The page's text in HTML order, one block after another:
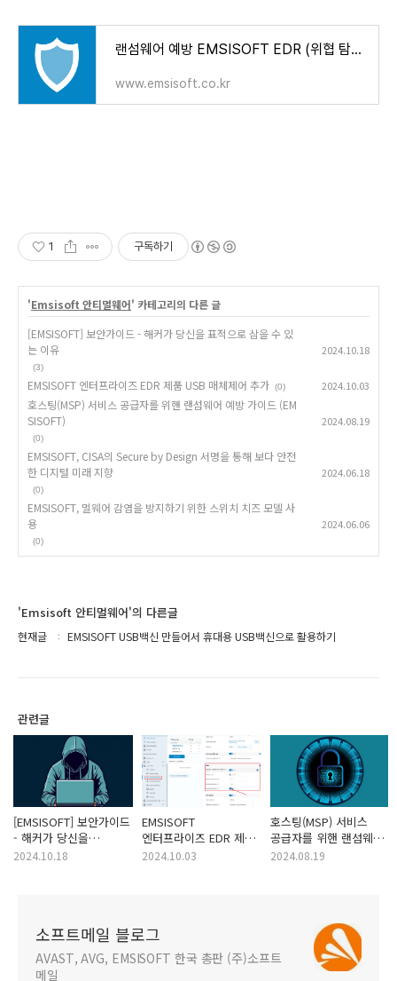
랜섬웨어 예방 EMSISOFT EDR (위협 탐지 및 대응)
www.emsisoft.co.kr
1 구독하기
'Emsisoft 안티멀웨어' 카테고리의 다른 글
[EMSISOFT] 보안가이드 - 해커가 당신을 표적으로 삼을 수 있
는 이유
(3)
2024.10.18
EMSISOFT 엔터프라이즈 EDR 제품 USB 매체제어 추가 (0) 2024.10.03
호스팅(MSP) 서비스 공급자를 위핸 랜섬웨어 예방 가이드 (EM
SISOFT)
(0)
2024.08.19
EMSISOFT, CISA의 Secure by Design 서명을 통해 보다 안전
한 디지털 미래 지향
(0)
2024.06.18
EMSISOFT, 멀웨어 감염을 방지하기 위한 스위치 치즈 모델 사
용
(0)
2024.06.06
'Emsisoft 안티멀웨어'의 다른글
현재글 EMSISOFT USB백신 만들어서 휴대용 USB백신으로 활용하기
관련글
[EMSISOFT] 보안가이드
- 해커가 당신을
표적으로 삼을 수 있는
2024.10.18
EMSISOFT
엔터프라이즈 EDR 제품
USB 매체제어 추가
2024.10.03
호스팅(MSP) 서비스
공급자를 위핸 랜섬웨어
예방 가이드
2024.08.19
소프트메일 블로그
AVAST, AVG, EMSISOFT 한국 총판 (주)소프트
메일